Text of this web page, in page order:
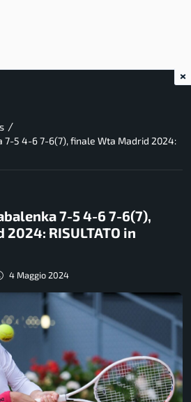
/
7-5 4-6 7-6(7), finale Wta Madrid 2024:
7-5 4-6 7-6(7),
RISULTATO in
4 Maggio 2024
×